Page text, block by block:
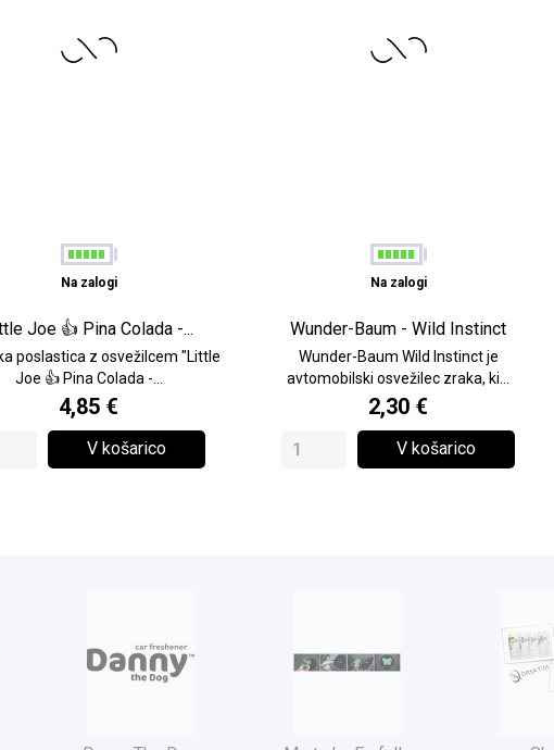
Na zalogi
Joe 👍 Pina Colada -...
poslastica z osvežilcem "Little
Joe 👍 Pina Colada -...
4,85 €
V košarico
Na zalogi
Wunder-Baum - Wild Instinct
Wunder-Baum Wild Instinct je
avtomobilski osvežilec zraka, ki...
2,30 €
V košarico